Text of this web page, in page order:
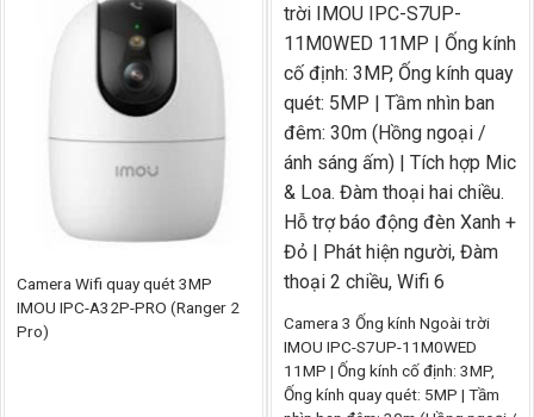
585.000₫
Camera 3 Ống kính Ngoài trời
IMOU IPC-S7UP-11M0WED
11MP | Ống kính cố định: 3MP,
Ống kính quay quét: 5MP | Tầm
Camera Wifi quay quét 3MP
IMOU IPC-A32P-PRO (Ranger 2
Pro)